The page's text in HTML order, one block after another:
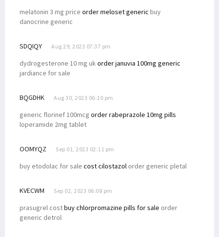
melatonin 3 mg price order meloset generic buy
danocrine generic
SDQIQY Aug 29, 2023 07:37 pm
dydrogesterone 10 mg ukorder januvia 100mg generic
jardiance for sale
BQGDHK Aug 30, 2023 06:10 pm
generic florinef 100mcg order rabeprazole 10mg pills
loperamide 2mg tablet
OOMYQZ Sep 01, 2023 02:11 pm
buy etodolac for sale cost cilostazol order generic pletal
KVECWM Sep 02, 2023 06:08 pm
prasugrel costbuy chlorpromazine pills for sale order
generic detrol